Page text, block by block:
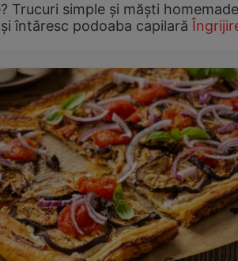
Trucuri simple și măști homemade
întăresc podoaba capilară